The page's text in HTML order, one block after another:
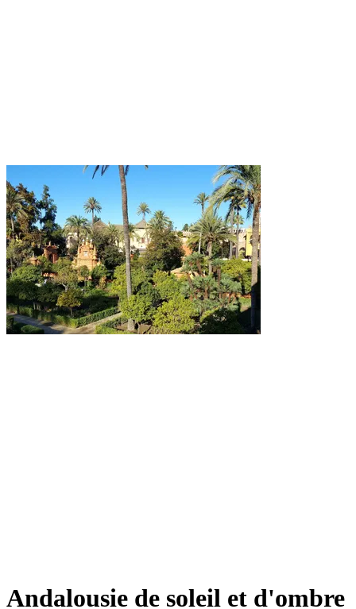
Andalousie de soleil et d'ombre